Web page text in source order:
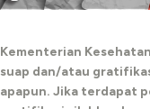
Kementerian
suap dan/atau
apapun. Jika terdapat